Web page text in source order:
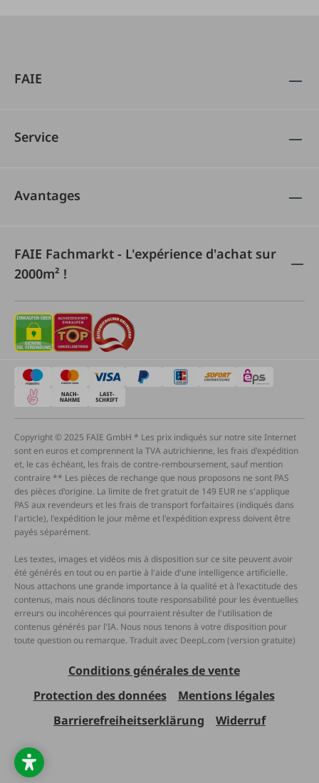
FAIE
Service
Avantages
FAIE Fachmarkt - L'expérience d'achat sur
2000m² !
Copyright © 2025 FAIE GmbH * Les prix indiqués sur notre site Internet
sont en euros et comprennent la TVA autrichienne, les frais d'expédition
et, le cas échéant, les frais de contre-remboursement, sauf mention
contraire ** Les pièces de rechange que nous proposons ne sont PAS
des pièces d'origine. La limite de fret gratuit de 149 EUR ne s'applique
PAS aux revendeurs et les frais de transport forfaitaires (indiqués dans
l'article), l'expédition le jour même et l'expédition express doivent être
payés séparément.
Les textes, images et vidéos mis à disposition sur ce site peuvent avoir
été générés en tout ou en partie à l'aide d'une intelligence artificielle.
Nous attachons une grande importance à la qualité et à l'exactitude des
contenus, mais nous déclinons toute responsabilité pour les éventuelles
erreurs ou incohérences qui pourraient résulter de l'utilisation de
contenus générés par l'IA. Nous nous tenons à votre disposition pour
toute question ou remarque. Traduit avec DeepL.com (version gratuite)
Conditions générales de vente
Protection des données
Mentions légales
Barrierefreiheitserklärung
Widerruf